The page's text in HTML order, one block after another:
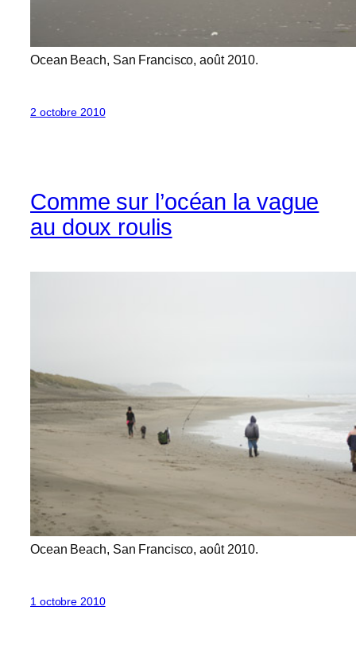
Ocean Beach, San Francisco, août 2010.
2 octobre 2010
Comme sur l’océan la vague
au doux roulis
Ocean Beach, San Francisco, août 2010.
1 octobre 2010